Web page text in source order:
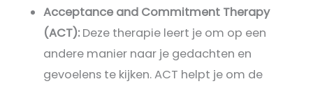
Acceptance and Commitment Therapy
(ACT): Deze therapie leert je om op een
andere manier naar je gedachten en
gevoelens te kijken. ACT helpt je om de